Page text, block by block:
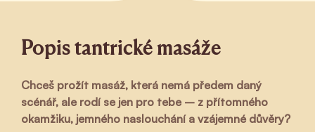
Popis tantrické masáže
Chceš prožít masáž, která nemá předem daný
scénář, ale rodí se jen pro tebe – z přítomného
okamžiku, jemného naslouchání a vzájemné důvěry?